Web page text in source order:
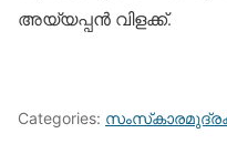
അയ്യപ്പന്‍ വിളക്ക്.
Categories: